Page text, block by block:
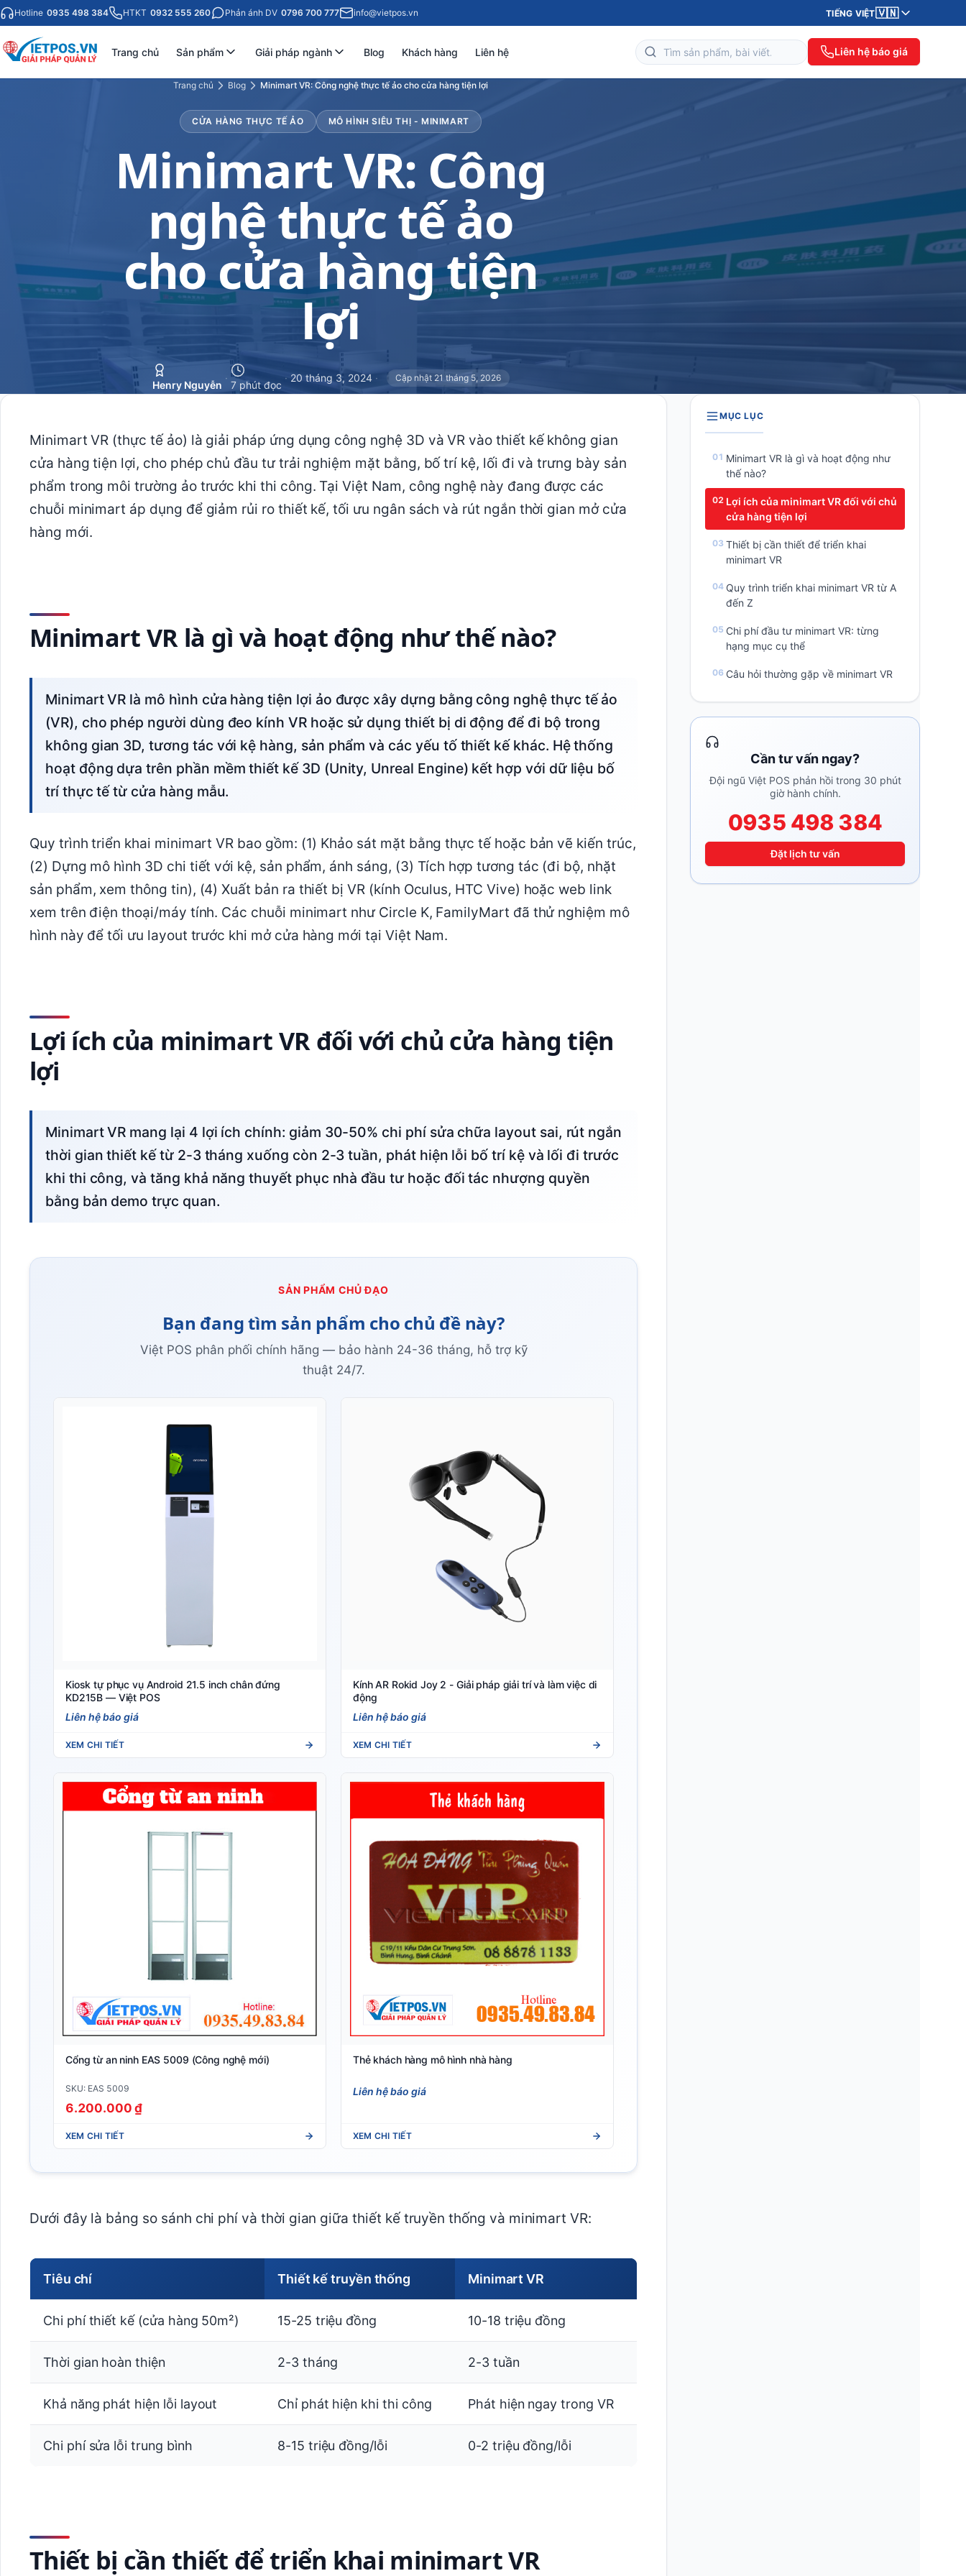
Hotline 0935 498 384 HTKT 0932 555 260 Phản ánh DV 0796 700 777 info@vietpos.vn TIẾNG VIỆT🇻🇳
Trang chủ Sản phẩm Giải pháp ngành Blog Khách hàng Liên hệ Liên hệ báo giá
Trang chủ Blog Minimart VR: Công nghệ thực tế ảo cho cửa hàng tiện lợi
CỬA HÀNG THỰC TẾ ẢO MÔ HÌNH SIÊU THỊ - MINIMART
Minimart VR: Công
nghệ thực tế ảo
cho cửa hàng tiện
lợi
Henry Nguyễn
·
7 phút đọc
· 20 tháng 3, 2024 · Cập nhật 21 tháng 5, 2026
Minimart VR (thực tế ảo) là giải pháp ứng dụng công nghệ 3D và VR vào thiết kế không gian
cửa hàng tiện lợi, cho phép chủ đầu tư trải nghiệm mặt bằng, bố trí kệ, lối đi và trưng bày sản
phẩm trong môi trường ảo trước khi thi công. Tại Việt Nam, công nghệ này đang được các
chuỗi minimart áp dụng để giảm rủi ro thiết kế, tối ưu ngân sách và rút ngắn thời gian mở cửa
hàng mới.
Minimart VR là gì và hoạt động như thế nào?
Minimart VR là mô hình cửa hàng tiện lợi ảo được xây dựng bằng công nghệ thực tế ảo
(VR), cho phép người dùng đeo kính VR hoặc sử dụng thiết bị di động để đi bộ trong
không gian 3D, tương tác với kệ hàng, sản phẩm và các yếu tố thiết kế khác. Hệ thống
hoạt động dựa trên phần mềm thiết kế 3D (Unity, Unreal Engine) kết hợp với dữ liệu bố
trí thực tế từ cửa hàng mẫu.
Quy trình triển khai minimart VR bao gồm: (1) Khảo sát mặt bằng thực tế hoặc bản vẽ kiến trúc,
(2) Dựng mô hình 3D chi tiết với kệ, sản phẩm, ánh sáng, (3) Tích hợp tương tác (đi bộ, nhặt
sản phẩm, xem thông tin), (4) Xuất bản ra thiết bị VR (kính Oculus, HTC Vive) hoặc web link
xem trên điện thoại/máy tính. Các chuỗi minimart như Circle K, FamilyMart đã thử nghiệm mô
hình này để tối ưu layout trước khi mở cửa hàng mới tại Việt Nam.
Lợi ích của minimart VR đối với chủ cửa hàng tiện
lợi
Minimart VR mang lại 4 lợi ích chính: giảm 30-50% chi phí sửa chữa layout sai, rút ngắn
thời gian thiết kế từ 2-3 tháng xuống còn 2-3 tuần, phát hiện lỗi bố trí kệ và lối đi trước
khi thi công, và tăng khả năng thuyết phục nhà đầu tư hoặc đối tác nhượng quyền
bằng bản demo trực quan.
SẢN PHẨM CHỦ ĐẠO
Bạn đang tìm sản phẩm cho chủ đề này?
Việt POS phân phối chính hãng — bảo hành 24-36 tháng, hỗ trợ kỹ
thuật 24/7.
Kiosk tự phục vụ Android 21.5 inch chân đứng
KD215B — Việt POS
Liên hệ báo giá
XEM CHI TIẾT
Kính AR Rokid Joy 2 - Giải pháp giải trí và làm việc di
động
Liên hệ báo giá
XEM CHI TIẾT
Cổng từ an ninh EAS 5009 (Công nghệ mới)
SKU: EAS 5009
6.200.000 ₫
XEM CHI TIẾT
Thẻ khách hàng mô hình nhà hàng
Liên hệ báo giá
XEM CHI TIẾT
Dưới đây là bảng so sánh chi phí và thời gian giữa thiết kế truyền thống và minimart VR:
Tiêu chí Thiết kế truyền thống Minimart VR
Chi phí thiết kế (cửa hàng 50m²) 15-25 triệu đồng 10-18 triệu đồng
Thời gian hoàn thiện 2-3 tháng 2-3 tuần
Khả năng phát hiện lỗi layout Chỉ phát hiện khi thi công Phát hiện ngay trong VR
Chi phí sửa lỗi trung bình 8-15 triệu đồng/lỗi 0-2 triệu đồng/lỗi
Thiết bị cần thiết để triển khai minimart VR
MỤC LỤC
Minimart VR là gì và hoạt động như
thế nào?
Lợi ích của minimart VR đối với chủ
cửa hàng tiện lợi
Thiết bị cần thiết để triển khai
minimart VR
Quy trình triển khai minimart VR từ A
đến Z
Chi phí đầu tư minimart VR: từng
hạng mục cụ thể
Câu hỏi thường gặp về minimart VR
Cần tư vấn ngay?
Đội ngũ Việt POS phản hồi trong 30 phút
giờ hành chính.
0935 498 384
Đặt lịch tư vấn